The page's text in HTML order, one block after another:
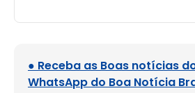
● Receba as Boas notícias
WhatsApp do Boa Notícia